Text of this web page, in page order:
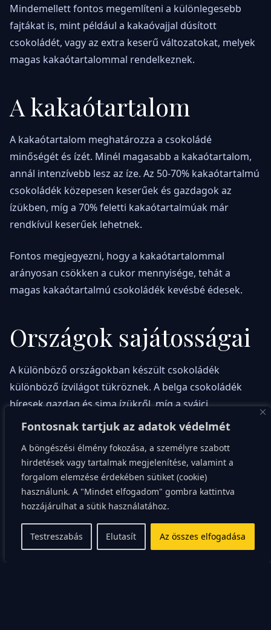
Fontosnak tartjuk az adatok védelmét
A böngészési élmény fokozása, a személyre szabott
hirdetések vagy tartalmak megjelenítése, valamint a
forgalom elemzése érdekében sütiket (cookie)
használunk. A "Mindet elfogadom" gombra kattintva
hozzájárulhat a sütik használatához.
Testreszabás Elutasít Az összes elfogadása
Mindemellett fontos megemlíteni a különlegesebb
fajtákat is, mint például a kakaóvajjal dúsított
csokoládét, vagy az extra keserű változatokat, melyek
magas kakaótartalommal rendelkeznek.
A kakaótartalom
A kakaótartalom meghatározza a csokoládé
minőségét és ízét. Minél magasabb a kakaótartalom,
annál intenzívebb lesz az íze. Az 50-70% kakaótartalmú
csokoládék közepesen keserűek és gazdagok az
ízükben, míg a 70% feletti kakaótartalmúak már
rendkívül keserűek lehetnek.
Fontos megjegyezni, hogy a kakaótartalommal
arányosan csökken a cukor mennyisége, tehát a
magas kakaótartalmú csokoládék kevésbé édesek.
Országok sajátosságai
A különböző országokban készült csokoládék
különböző ízvilágot tükröznek. A belga csokoládék
híresek gazdag és sima ízükről, míg a svájci
csokoládék krémes állagukról és finom ízükről
Az olasz csokoládék inkább keserűek és erőteljes
ízűek, míg a francia csokoládék finom és lágy
ízvilágukról ismertek. Érdemes kipróbálni ezeket a
különbségeket, hogy megtaláld a számodra
legkedvezőbb ízű csokoládét.